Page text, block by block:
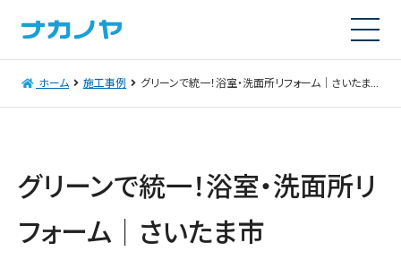
ホーム 施工事例 グリーンで統一！浴室・洗面所リフォーム｜さいたま市
グリーンで統一！浴室・洗面所リ
フォーム｜さいたま市